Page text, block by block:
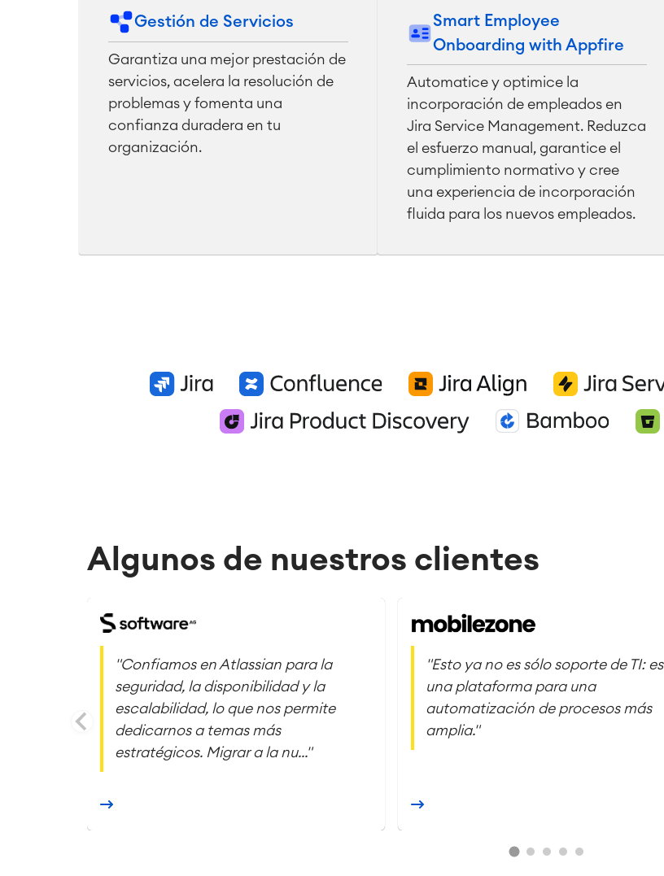
Gestión de Servicios
Garantiza una mejor prestación de
servicios, acelera la resolución de
problemas y fomenta una
confianza duradera en tu
organización.
Smart Employee
Onboarding with Appfire
Automatice y optimice la
incorporación de empleados en
Jira Service Management. Reduzca
el esfuerzo manual, garantice el
cumplimiento normativo y cree
una experiencia de incorporación
fluida para los nuevos empleados.
Algunos de nuestros clientes
"Confiamos en Atlassian para la
seguridad, la disponibilidad y la
escalabilidad, lo que nos permite
dedicarnos a temas más
estratégicos. Migrar a la nu..."
"Esto ya no es sólo soporte de TI: es
una plataforma para una
automatización de procesos más
amplia."